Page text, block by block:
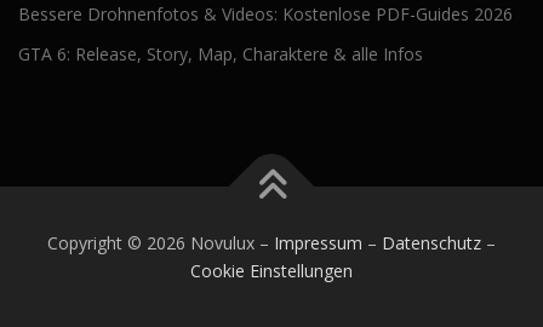
Bessere Drohnenfotos & Videos: Kostenlose PDF-Guides 2026
GTA 6: Release, Story, Map, Charaktere & alle Infos
Copyright © 2026 Novulux – Impressum – Datenschutz –
Cookie Einstellungen